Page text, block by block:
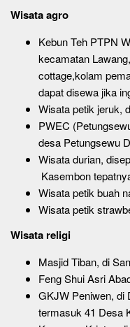
Wisata agro
Kebun Teh PTPN
kecamatan
cottage,kolam
dapat disewa jika
Wisata petik jeruk,
PWEC
desa Petungsewu
Wisata durian,
Kasembon
Wisata petik buah
Wisata petik
Wisata religi
Masjid Tiban, di
Feng Shui Asri
GKJW Peniwen, di
termasuk 41 Desa